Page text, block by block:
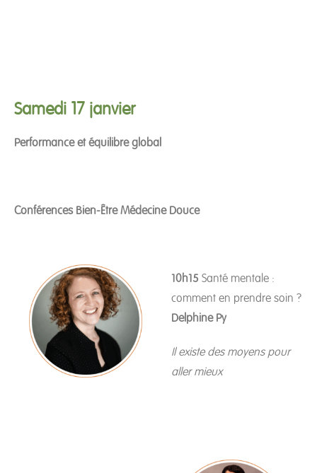
Samedi 17 janvier
Performance et équilibre global
Conférences Bien-Être Médecine Douce
10h15 Santé mentale :
comment en prendre soin ?
Delphine Py
Il existe des moyens pour
aller mieux